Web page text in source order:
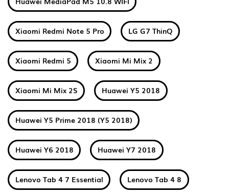
Xiaomi Redmi Note 5 Pro LG G7 ThinQ
Xiaomi Redmi 5 Xiaomi Mi Mix 2
Xiaomi Mi Mix 2S Huawei Y5 2018
Huawei Y5 Prime 2018 (Y5 2018)
Huawei Y6 2018 Huawei Y7 2018
Lenovo Tab 4 7 Essential Lenovo Tab 4 8